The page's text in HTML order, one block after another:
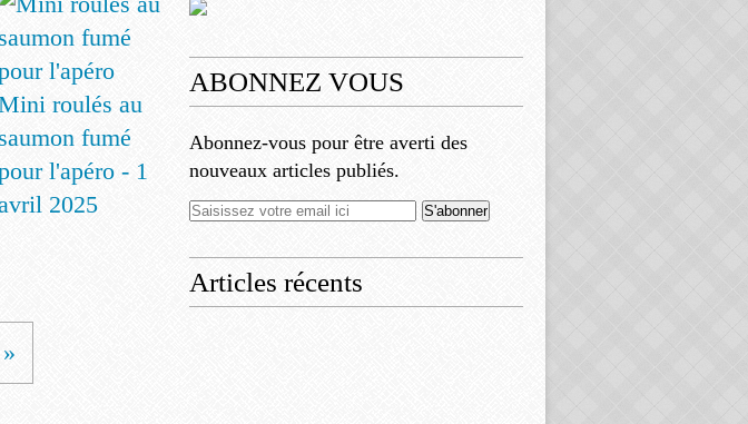
roulés au
fumé
l'apéro - 1
2025
ABONNEZ VOUS
Abonnez-vous pour être averti des
nouveaux articles publiés.
Articles récents